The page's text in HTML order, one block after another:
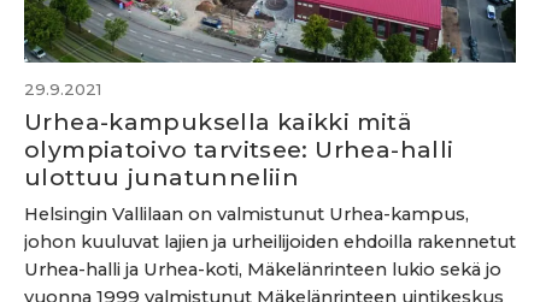
29.9.2021
Urhea-kampuksella kaikki mitä
olympiatoivo tarvitsee: Urhea-halli
ulottuu junatunneliin
Helsingin Vallilaan on valmistunut Urhea-kampus,
johon kuuluvat lajien ja urheilijoiden ehdoilla rakennetut
Urhea-halli ja Urhea-koti, Mäkelänrinteen lukio sekä jo
vuonna 1999 valmistunut Mäkelänrinteen uintikeskus